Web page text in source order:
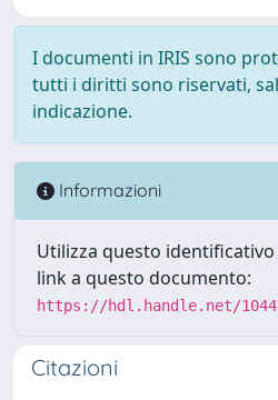
I documenti in IRIS sono
tutti i diritti sono riservati,
indicazione.
Informazioni
Utilizza questo
link a questo documento:
https://hdl.handle.net/
Citazioni